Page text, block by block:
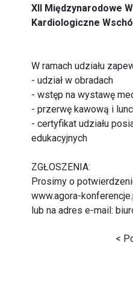
XII Międzynarodowe
Kardiologiczne
W ramach udziału
- udział w obradach
- wstęp na wystawę
- przerwę kawową i
- certyfikat udziału
edukacyjnych
ZGŁOSZENIA:
Prosimy o
www.agora-
lub na adres e-mail:
<